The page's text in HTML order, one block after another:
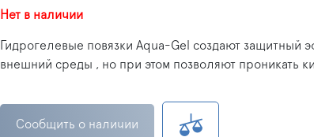
Нет в наличии
Гидрогелевые повязки Aqua-Gel создают защитный
внешний среды , но при этом позволяют проникать
Сообщить о наличии